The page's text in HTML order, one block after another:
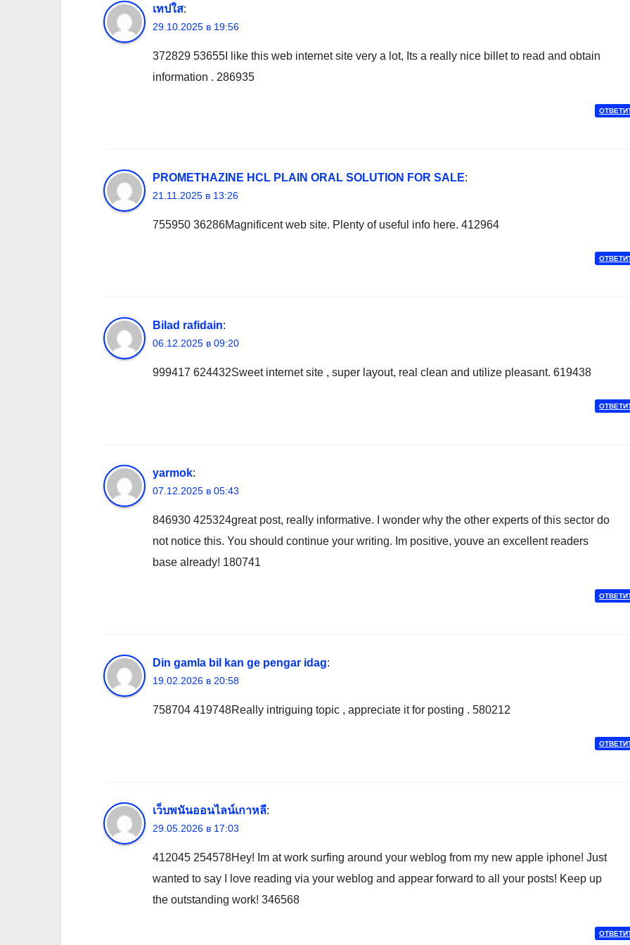
เทปใส:
29.10.2025 в 19:56
372829 53655I like this web internet site very a lot, Its a really nice billet to read and obtain
information . 286935
PROMETHAZINE HCL PLAIN ORAL SOLUTION FOR SALE:
21.11.2025 в 13:26
755950 36286Magnificent web site. Plenty of useful info here. 412964
Bilad rafidain:
06.12.2025 в 09:20
999417 624432Sweet internet site , super layout, real clean and utilize pleasant. 619438
yarmok:
07.12.2025 в 05:43
846930 425324great post, really informative. I wonder why the other experts of this sector do
not notice this. You should continue your writing. Im positive, youve an excellent readers
base already! 180741
Din gamla bil kan ge pengar idag:
19.02.2026 в 20:58
758704 419748Really intriguing topic , appreciate it for posting . 580212
เว็บพนันออนไลน์เกาหลี:
29.05.2026 в 17:03
412045 254578Hey! Im at work surfing around your weblog from my new apple iphone! Just
wanted to say I love reading via your weblog and appear forward to all your posts! Keep up
the outstanding work! 346568